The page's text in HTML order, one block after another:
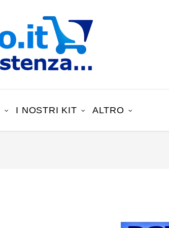
I NOSTRI KIT ALTRO